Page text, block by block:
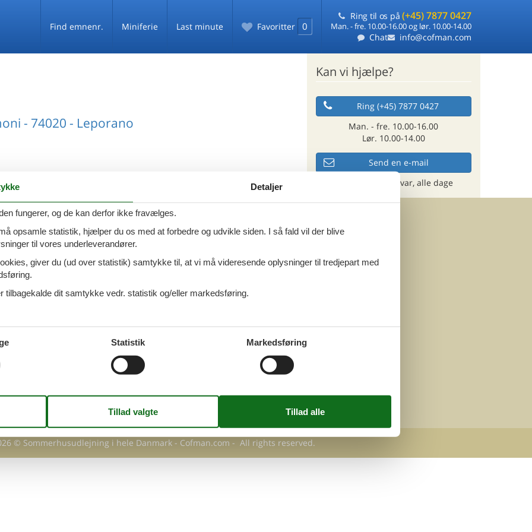
Find emnenr. Miniferie Last minute Favoritter 0
Ring til os på (+45) 7877 0427
Man. - fre. 10.00-16.00 og lør. 10.00-14.00
Chat info@cofman.com
- 74020 - Leporano
Kan vi hjælpe?
Ring (+45) 7877 0427
Man. - fre. 10.00-16.00
Lør. 10.00-14.00
Send en e-mail
og få et hurtigt svar, alle dage
på billetter til LEGOLAND
FØLG OS PÅ
© Sommerhusudlejning i hele Danmark - Cofman.com - All rights reserved.
Detaljer
fungerer, og de kan derfor ikke fravælges.
opsamle statistik, hjælper du os med at forbedre og udvikle siden. I så fald vil der blive
til vores underleverandører.
giver du (ud over statistik) samtykke til, at vi må videresende oplysninger til tredjepart med
dit samtykke vedr. statistik og/eller markedsføring.
Statistik Markedsføring